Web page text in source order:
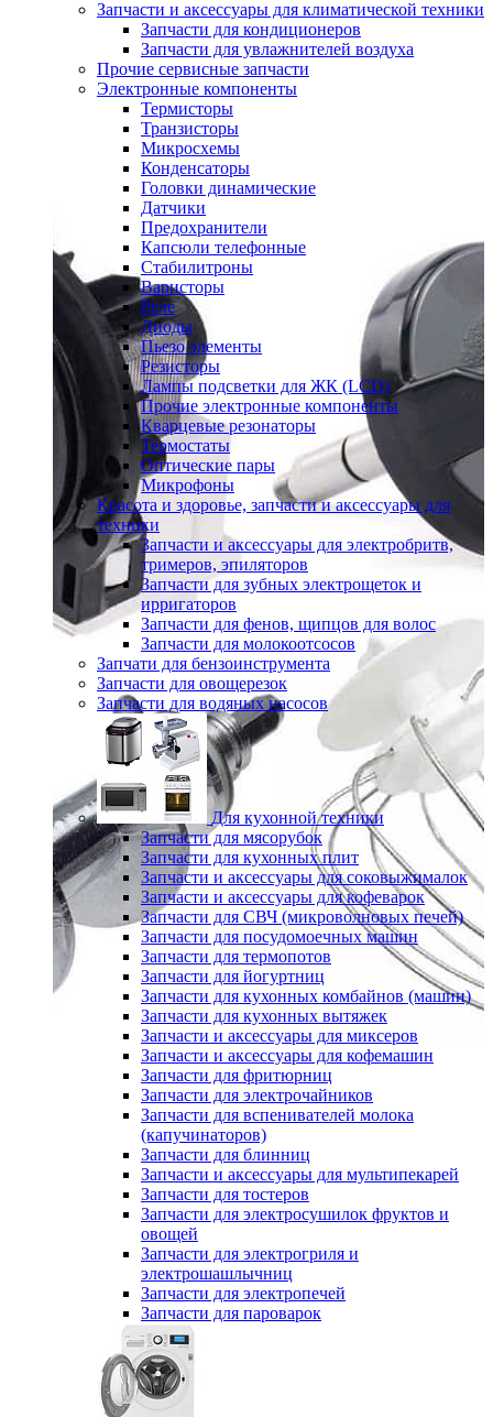
Запчасти и аксессуары для климатической техники
Запчасти для кондиционеров
Запчасти для увлажнителей воздуха
Прочие сервисные запчасти
Электронные компоненты
Термисторы
Транзисторы
Микросхемы
Конденсаторы
Головки динамические
Датчики
Предохранители
Капсюли телефонные
Стабилитроны
Варисторы
Реле
Диоды
Пьезо элементы
Резисторы
Лампы подсветки для ЖК (LCD)
Прочие электронные компоненты
Кварцевые резонаторы
Термостаты
Оптические пары
Микрофоны
Красота и здоровье, запчасти и аксессуары для
техники
Запчасти и аксессуары для электробритв,
тримеров, эпиляторов
Запчасти для зубных электрощеток и
ирригаторов
Запчасти для фенов, щипцов для волос
Запчасти для молокоотсосов
Запчати для бензоинструмента
Запчасти для овощерезок
Запчасти для водяных насосов
Для кухонной техники
Запчасти для мясорубок
Запчасти для кухонных плит
Запчасти и аксессуары для соковыжималок
Запчасти и аксессуары для кофеварок
Запчасти для СВЧ (микроволновых печей)
Запчасти для посудомоечных машин
Запчасти для термопотов
Запчасти для йогуртниц
Запчасти для кухонных комбайнов (машин)
Запчасти для кухонных вытяжек
Запчасти и аксессуары для миксеров
Запчасти и аксессуары для кофемашин
Запчасти для фритюрниц
Запчасти для электрочайников
Запчасти для вспенивателей молока
(капучинаторов)
Запчасти для блинниц
Запчасти и аксессуары для мультипекарей
Запчасти для тостеров
Запчасти для электросушилок фруктов и
овощей
Запчасти для электрогриля и
электрошашлычниц
Запчасти для электропечей
Запчасти для пароварок